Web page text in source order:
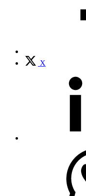
X